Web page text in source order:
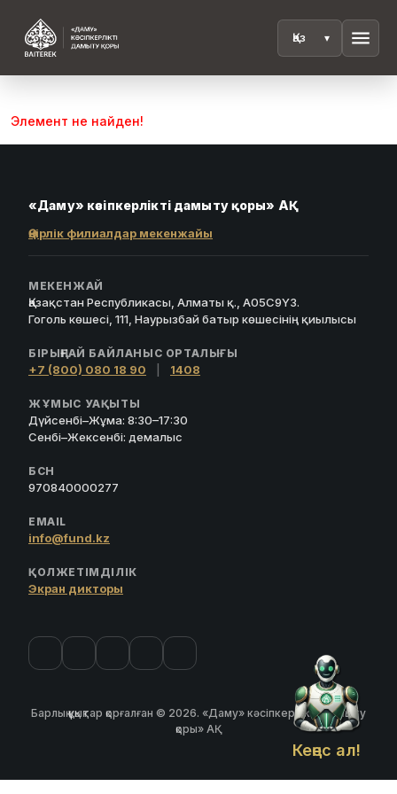
menu
Кеңес ал!
Элемент не найден!
«Даму» кәсіпкерлікті дамыту қоры» АҚ
Өңірлік филиалдар мекенжайы
МЕКЕНЖАЙ
Қазақстан Республикасы, Алматы қ., A05C9Y3.
Гоголь көшесі, 111, Наурызбай батыр көшесінің қиылысы
БІРЫҢҒАЙ БАЙЛАНЫС ОРТАЛЫҒЫ
+7 (800) 080 18 90 1408
ЖҰМЫС УАҚЫТЫ
Дүйсенбі–Жұма: 8:30–17:30
Сенбі–Жексенбі: демалыс
БСН
970840000277
EMAIL
info@fund.kz
ҚОЛЖЕТІМДІЛІК
Экран дикторы
Барлық құқықтар қорғалған © 2026. «Даму» кәсіпкерлікті дамыту
қоры» АҚ